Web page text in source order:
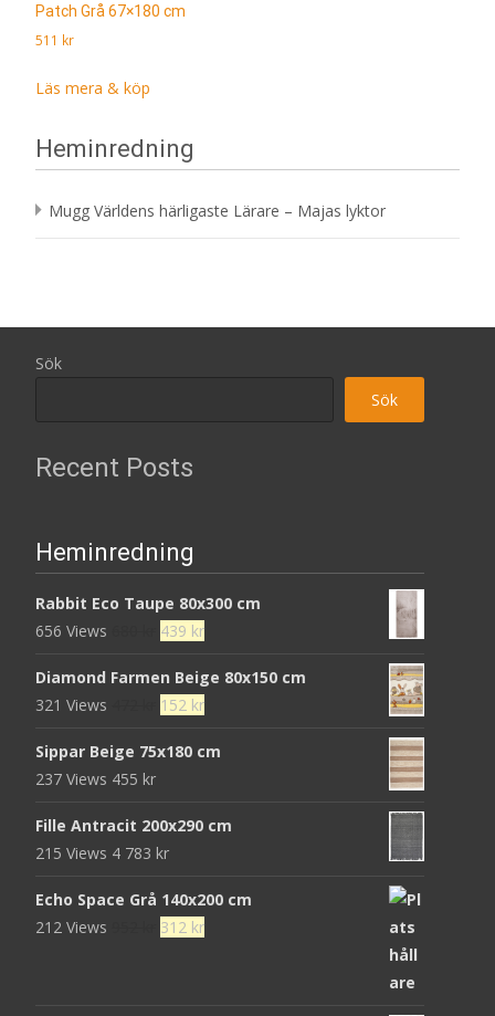
Patch Grå 67×180 cm
511 kr
Läs mera & köp
Heminredning
Mugg Världens härligaste Lärare – Majas lyktor
Sök
Sök
Recent Posts
Heminredning
Rabbit Eco Taupe 80x300 cm
656 Views
Det
priset
var:
439 krDet
priset
är:
Diamond Farmen Beige 80x150 cm
321 Views
Det
priset
152 krDet
priset
Sippar Beige 75x180 cm
237 Views 455 kr
Fille Antracit 200x290 cm
215 Views 4 783 kr
Echo Space Grå 140x200 cm
212 Views
Det
312 krDet